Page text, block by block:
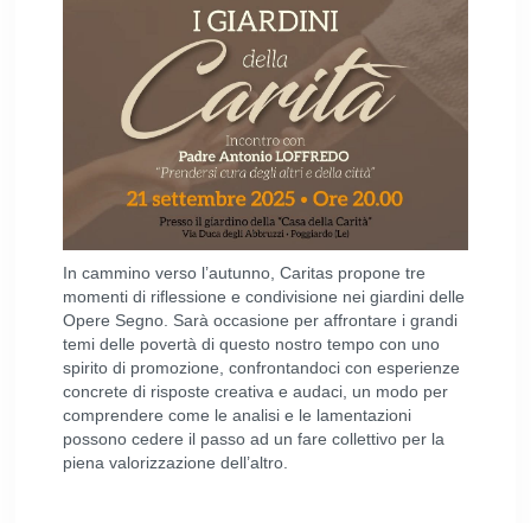
In cammino verso l’autunno, Caritas propone tre
momenti di riflessione e condivisione nei giardini delle
Opere Segno. Sarà occasione per affrontare i grandi
temi delle povertà di questo nostro tempo con uno
spirito di promozione, confrontandoci con esperienze
concrete di risposte creativa e audaci, un modo per
comprendere come le analisi e le lamentazioni
possono cedere il passo ad un fare collettivo per la
piena valorizzazione dell’altro.